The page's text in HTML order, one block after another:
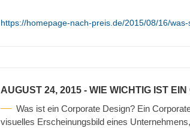
https://homepage-nach-preis.de/2015/08/16/
AUGUST 24, 2015 - WIE WICHTIG IST
Was ist ein Corporate Design? Ein
visuelles Erscheinungsbild eines